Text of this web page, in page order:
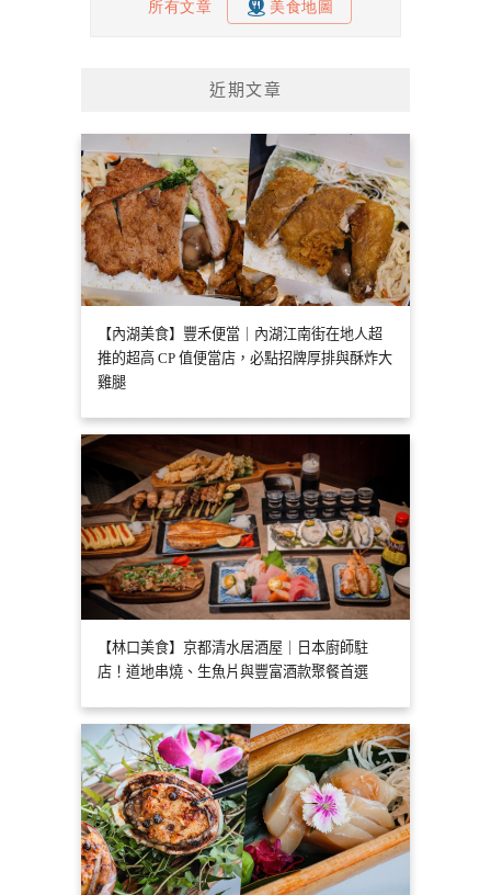
近期文章
【內湖美食】豐禾便當｜內湖江南街在地人超
推的超高 CP 值便當店，必點招牌厚排與酥炸大
雞腿
【林口美食】京都清水居酒屋｜日本廚師駐
店！道地串燒、生魚片與豐富酒款聚餐首選